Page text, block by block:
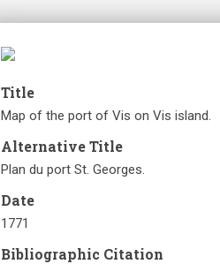
Title
Map of the port of Vis on Vis island.
Alternative Title
Plan du port St. Georges.
Date
1771
Bibliographic Citation